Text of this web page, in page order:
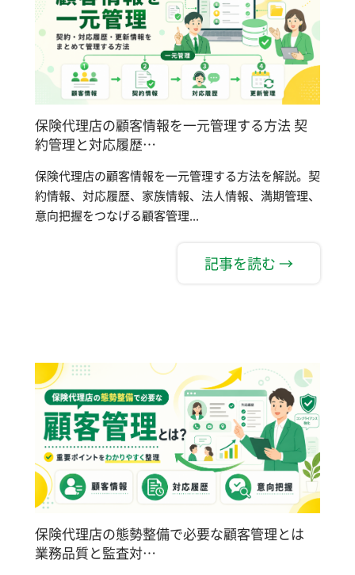
保険代理店の顧客情報を一元管理する方法 契
約管理と対応履歴…
保険代理店の顧客情報を一元管理する方法を解説。契
約情報、対応履歴、家族情報、法人情報、満期管理、
意向把握をつなげる顧客管理...
記事を読む →
保険代理店の態勢整備で必要な顧客管理とは
業務品質と監査対…